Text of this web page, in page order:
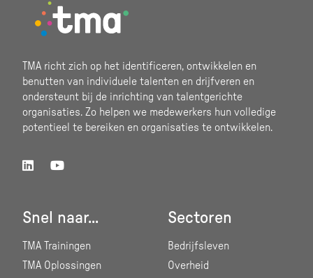
Footer
TMA richt zich op het identificeren, ontwikkelen en
benutten van individuele talenten en drijfveren en
ondersteunt bij de inrichting van talentgerichte
organisaties. Zo helpen we medewerkers hun volledige
potentieel te bereiken en organisaties te ontwikkelen.
Snel naar...
TMA Trainingen
TMA Oplossingen
Sectoren
Bedrijfsleven
Overheid